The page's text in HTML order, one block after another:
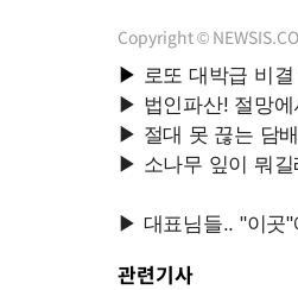
Copyright ©
관련기사